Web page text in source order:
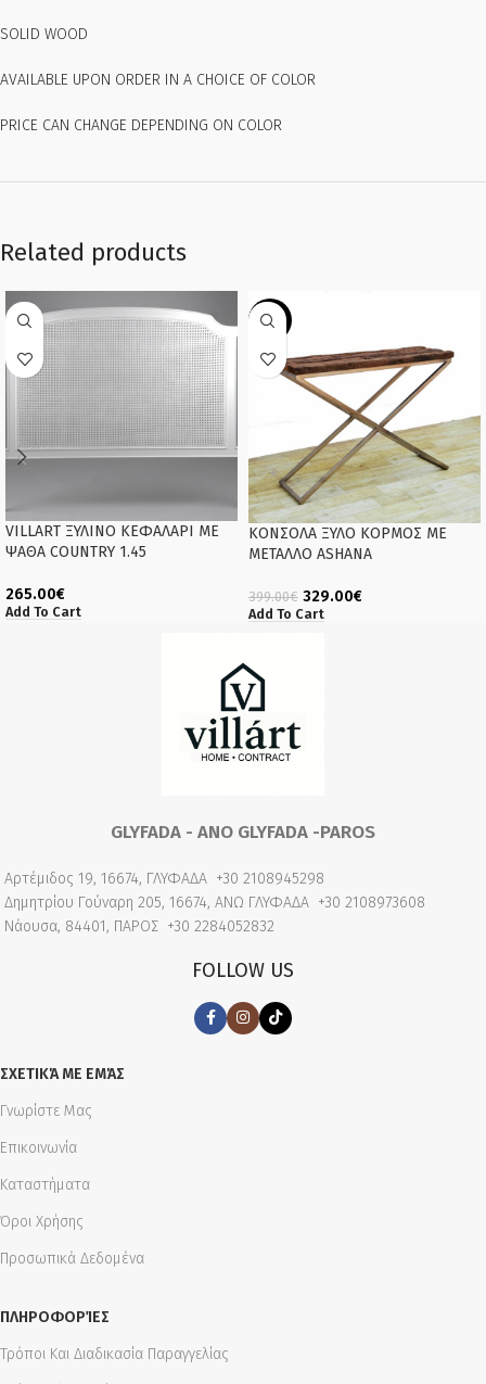
SOLID WOOD
AVAILABLE UPON ORDER IN A CHOICE OF COLOR
PRICE CAN CHANGE DEPENDING ON COLOR
Related products
VILLART ΞΥΛΙΝΟ ΚΕΦΑΛΑΡΙ ΜΕ
ΨΑΘΑ COUNTRY 1.45
265.00€
Add To Cart
-18%
ΚΟΝΣΟΛΑ ΞΥΛΟ ΚΟΡΜΟΣ ΜΕ
ΜΕΤΑΛΛΟ ASHANA
399.00€ 329.00€
Add To Cart
GLYFADA - ANO GLYFADA -PAROS
Αρτέμιδος 19, 16674, ΓΛΥΦΑΔΑ +30 2108945298
Δημητρίου Γούναρη 205, 16674, ΑΝΩ ΓΛΥΦΑΔΑ +30 2108973608
Νάουσα, 84401, ΠΑΡΟΣ +30 2284052832
FOLLOW US
ΣΧΕΤΙΚΆ ΜΕ ΕΜΆΣ
Γνωρίστε Μας
Επικοινωνία
Καταστήματα
Όροι Χρήσης
Προσωπικά Δεδομένα
ΠΛΗΡΟΦΟΡΊΕΣ
Τρόποι Και Διαδικασία Παραγγελίας